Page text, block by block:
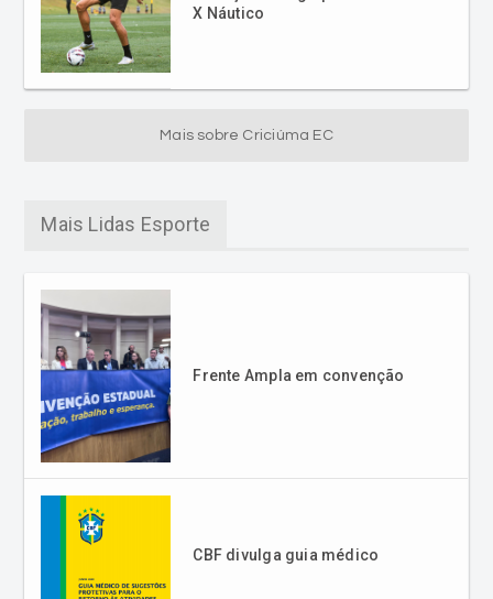
X Náutico
Mais sobre Criciúma EC
Mais Lidas Esporte
Frente Ampla em convenção
CBF divulga guia médico